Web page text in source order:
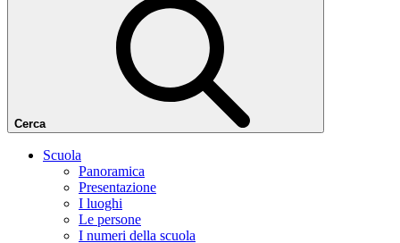
Cerca
Scuola
Panoramica
Presentazione
I luoghi
Le persone
I numeri della scuola